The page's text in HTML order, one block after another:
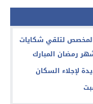
العمل بالرقم الوطني 5757 المخصص لتلقي شكايات
رمضان المبارك
لإجلاء السكان